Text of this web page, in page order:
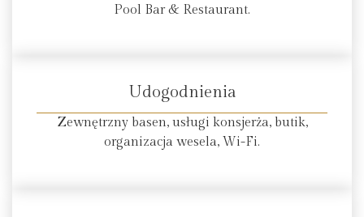
Pool Bar & Restaurant.
Udogodnienia
Zewnętrzny basen, usługi konsjerża, butik,
organizacja wesela, Wi-Fi.